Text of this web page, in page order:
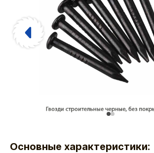
Основные характеристики: